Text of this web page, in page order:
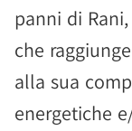
panni di
che
alla sua
energetiche